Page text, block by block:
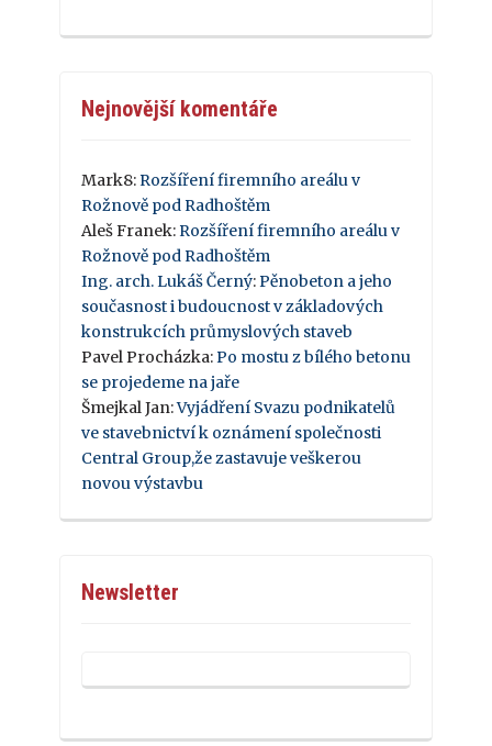
Nejnovější komentáře
Mark8:Rozšíření firemního areálu v
Rožnově pod Radhoštěm
Aleš Franek:Rozšíření firemního areálu v
Rožnově pod Radhoštěm
Ing. arch. Lukáš Černý:Pěnobeton a jeho
současnost i budoucnost v základových
konstrukcích průmyslových staveb
Pavel Procházka:Po mostu z bílého betonu
se projedeme na jaře
Šmejkal Jan:Vyjádření Svazu podnikatelů
ve stavebnictví k oznámení společnosti
Central Group,že zastavuje veškerou
novou výstavbu
Newsletter